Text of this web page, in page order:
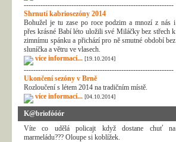
---------------------------------------------------------------
Shrnutí kabriosezóny 2014
Bohužel je tu zase po roce podzim a mnozí z nás i
přes krásné Babí léto uložili své Miláčky bez střech k
zimnímu spánku a přichází pro ně smutné období bez
sluníčka a větru ve vlasech.
více informací... [19.10.2014]
---------------------------------------------------------------
Ukončení sezóny v Brně
Rozloučení s létem 2014 na tradičním místě.
více informací... [04.10.2014]
K@briofóóór
Víte co udělá policajt když dostane chuť na
marmeládu??? Oloupe si koblížek.